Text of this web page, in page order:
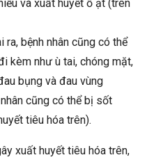
và xuất huyết ồ ạt (trên
ra, bệnh nhân cũng có thể
kèm như ù tai, chóng mặt,
bụng và đau vùng
cũng có thể bị sốt
tiêu hóa trên).
xuất huyết tiêu hóa trên,